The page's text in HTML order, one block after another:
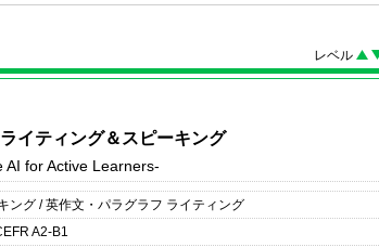
レベル
イティング＆スピーキング
AI for Active Learners-
ング / 英作文・パラグラフ ライティング
A2-B1